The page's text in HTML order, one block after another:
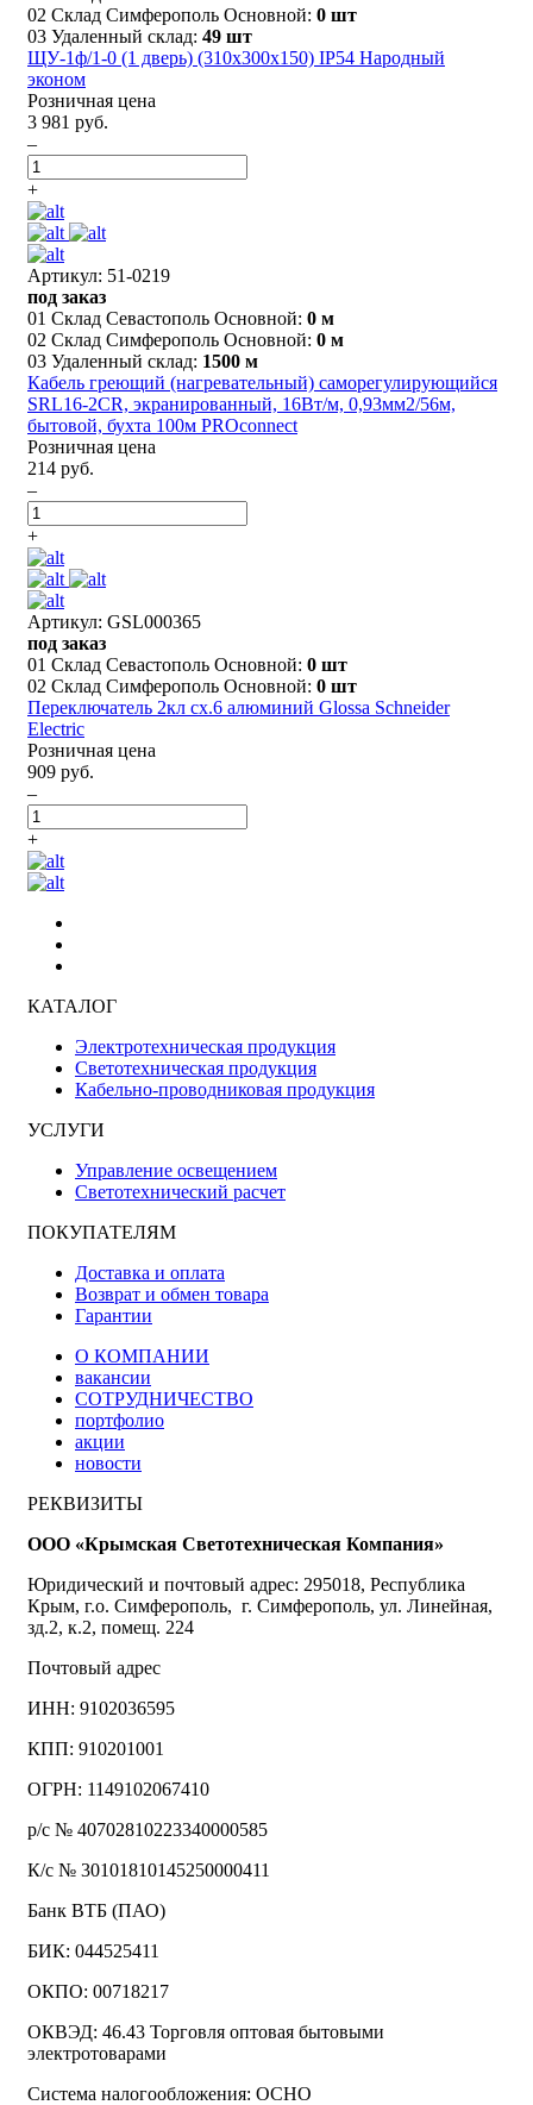
02 Склад Симферополь Основной: 0 шт
03 Удаленный склад: 49 шт
ЩУ-1ф/1-0 (1 дверь) (310x300x150) IP54 Народный
эконом
Розничная цена
3 981 руб.
–
+
Артикул: 51-0219
под заказ
01 Склад Севастополь Основной: 0 м
02 Склад Симферополь Основной: 0 м
03 Удаленный склад: 1500 м
Кабель греющий (нагревательный) саморегулирующийся
SRL16-2CR, экранированный, 16Вт/м, 0,93мм2/56м,
бытовой, бухта 100м PROconnect
Розничная цена
214 руб.
–
+
Артикул: GSL000365
под заказ
01 Склад Севастополь Основной: 0 шт
02 Склад Симферополь Основной: 0 шт
Переключатель 2кл сх.6 алюминий Glossa Schneider
Electric
Розничная цена
909 руб.
–
+
КАТАЛОГ
Электротехническая продукция
Светотехническая продукция
Кабельно-проводниковая продукция
УСЛУГИ
Управление освещением
Светотехнический расчет
ПОКУПАТЕЛЯМ
Доставка и оплата
Возврат и обмен товара
Гарантии
О КОМПАНИИ
вакансии
СОТРУДНИЧЕСТВО
портфолио
акции
новости
РЕКВИЗИТЫ
ООО «Крымская Светотехническая Компания»
Юридический и почтовый адрес: 295018, Республика
Крым, г.о. Симферополь, г. Симферополь, ул. Линейная,
зд.2, к.2, помещ. 224
Почтовый адрес
ИНН: 9102036595
КПП: 910201001
ОГРН: 1149102067410
р/с № 40702810223340000585
К/с № 30101810145250000411
Банк ВТБ (ПАО)
БИК: 044525411
ОКПО: 00718217
ОКВЭД: 46.43 Торговля оптовая бытовыми
электротоварами
Система налогообложения: ОСНО